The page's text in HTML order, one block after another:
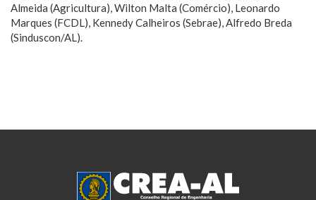
Almeida (Agricultura), Wilton Malta (Comércio), Leonardo
Marques (FCDL), Kennedy Calheiros (Sebrae), Alfredo Breda
(Sinduscon/AL).